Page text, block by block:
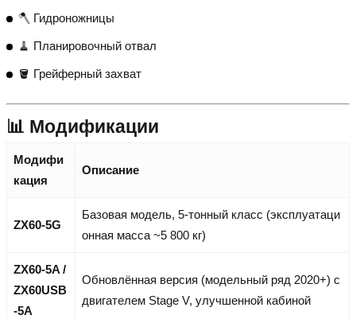
🪓 Гидроножницы
🧹 Планировочный отвал
🪣 Грейферный захват
📊 Модификации
Модифи
кация
Описание
ZX60-5G
Базовая модель, 5-тонный класс (эксплуатаци
онная масса ~5 800 кг)
ZX60-5A /
ZX60USB
-5A
Обновлённая версия (модельный ряд 2020+) с
двигателем Stage V, улучшенной кабиной